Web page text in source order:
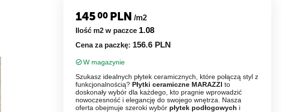
14500 PLN /m2
Ilość m2 w paczce 1.08
Cena za paczkę: 156.6 PLN
W magazynie
Szukasz idealnych płytek ceramicznych, które połączą styl z
funkcjonalnością? Płytki ceramiczne MARAZZI to
doskonały wybór dla każdego, kto pragnie wprowadzić
nowoczesność i elegancję do swojego wnętrza. Nasza
oferta obejmuje szeroki wybór płytek podłogowych i